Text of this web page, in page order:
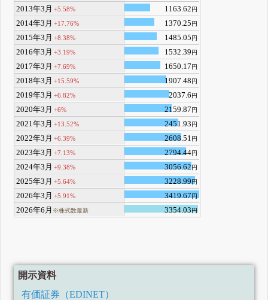
2013年3月 +5.58% 1163.62円
2014年3月 +17.76% 1370.25円
2015年3月 +8.38% 1485.05円
2016年3月 +3.19% 1532.39円
2017年3月 +7.69% 1650.17円
2018年3月 +15.59% 1907.48円
2019年3月 +6.82% 2037.6円
2020年3月 +6% 2159.87円
2021年3月 +13.52% 2451.93円
2022年3月 +6.39% 2608.51円
2023年3月 +7.13% 2794.44円
2024年3月 +9.38% 3056.62円
2025年3月 +5.64% 3228.99円
2026年3月 +5.91% 3419.67円
2026年6月 ※株式数最新 3354.03円
開示資料
有価証券（EDINET）